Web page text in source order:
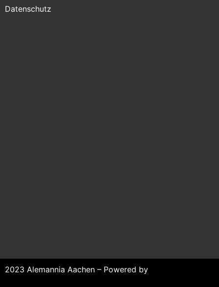
Datenschutz
2023 Alemannia Aachen – Powered by